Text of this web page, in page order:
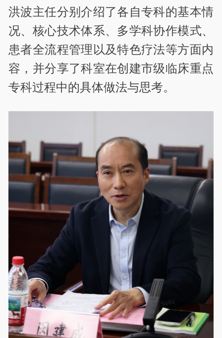
洪波主任分别介绍了各自专科的基本情
况、核心技术体系、多学科协作模式、
患者全流程管理以及特色疗法等方面内
容，并分享了科室在创建市级临床重点
专科过程中的具体做法与思考。